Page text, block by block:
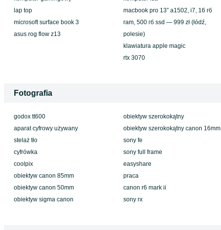
lap top
microsoft surface book 3
asus rog flow z13
macbook pro 13” a1502, i7, 16 гб
ram, 500 гб ssd — 999 zł (łódź,
polesie)
klawiatura apple magic
rtx 3070
Fotografia
godox tt600
aparat cyfrowy używany
stelaż tło
cyfrówka
coolpix
obiektyw canon 85mm
obiektyw canon 50mm
obiektyw sigma canon
obiektyw szerokokątny
obiektyw szerokokątny canon 16mm
sony fe
sony full frame
easyshare
praca
canon r6 mark ii
sony rx